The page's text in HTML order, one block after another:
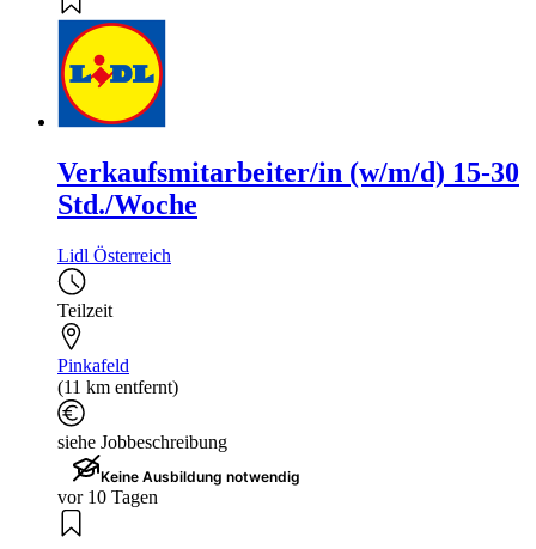
Verkaufsmitarbeiter/in (w/m/d) 15-30
Std./Woche
Lidl Österreich
Teilzeit
Pinkafeld
(11 km entfernt)
siehe Jobbeschreibung
Keine Ausbildung notwendig
vor 10 Tagen